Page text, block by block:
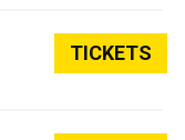
TICKETS